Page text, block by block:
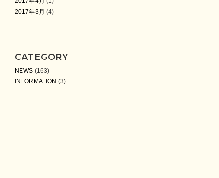
2017年3月 (4)
CATEGORY
NEWS (163)
INFORMATION (3)